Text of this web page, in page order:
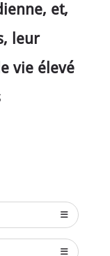
et,
leur
vie élevé